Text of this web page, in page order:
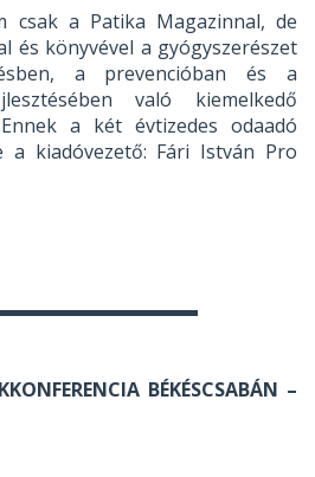
csak a Patika Magazinnal, de
és könyvével a gyógyszerészet
a prevencióban és a
való kiemelkedő
a két évtizedes odaadó
a kiadóvezető: Fári István Pro
BÉKÉSCSABÁN –